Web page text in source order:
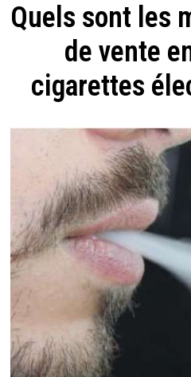
Quels sont les
de vente
cigarettes